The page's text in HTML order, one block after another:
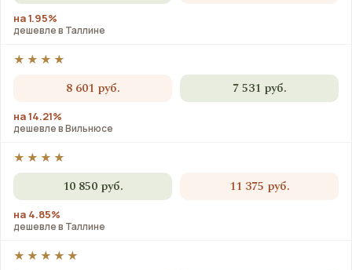
на 1.95%
дешевле в Таллине
★★★★
8 601 руб. 7 531 руб.
на 14.21%
дешевле в Вильнюсе
★★★★
10 850 руб. 11 375 руб.
на 4.85%
дешевле в Таллине
★★★★★